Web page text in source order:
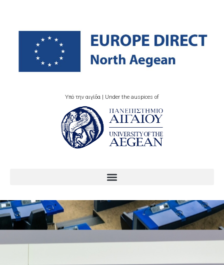
Υπό την αιγίδα | Under the auspices of